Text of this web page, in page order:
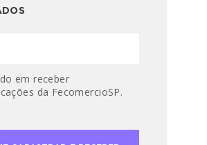
em receber
da FecomercioSP.